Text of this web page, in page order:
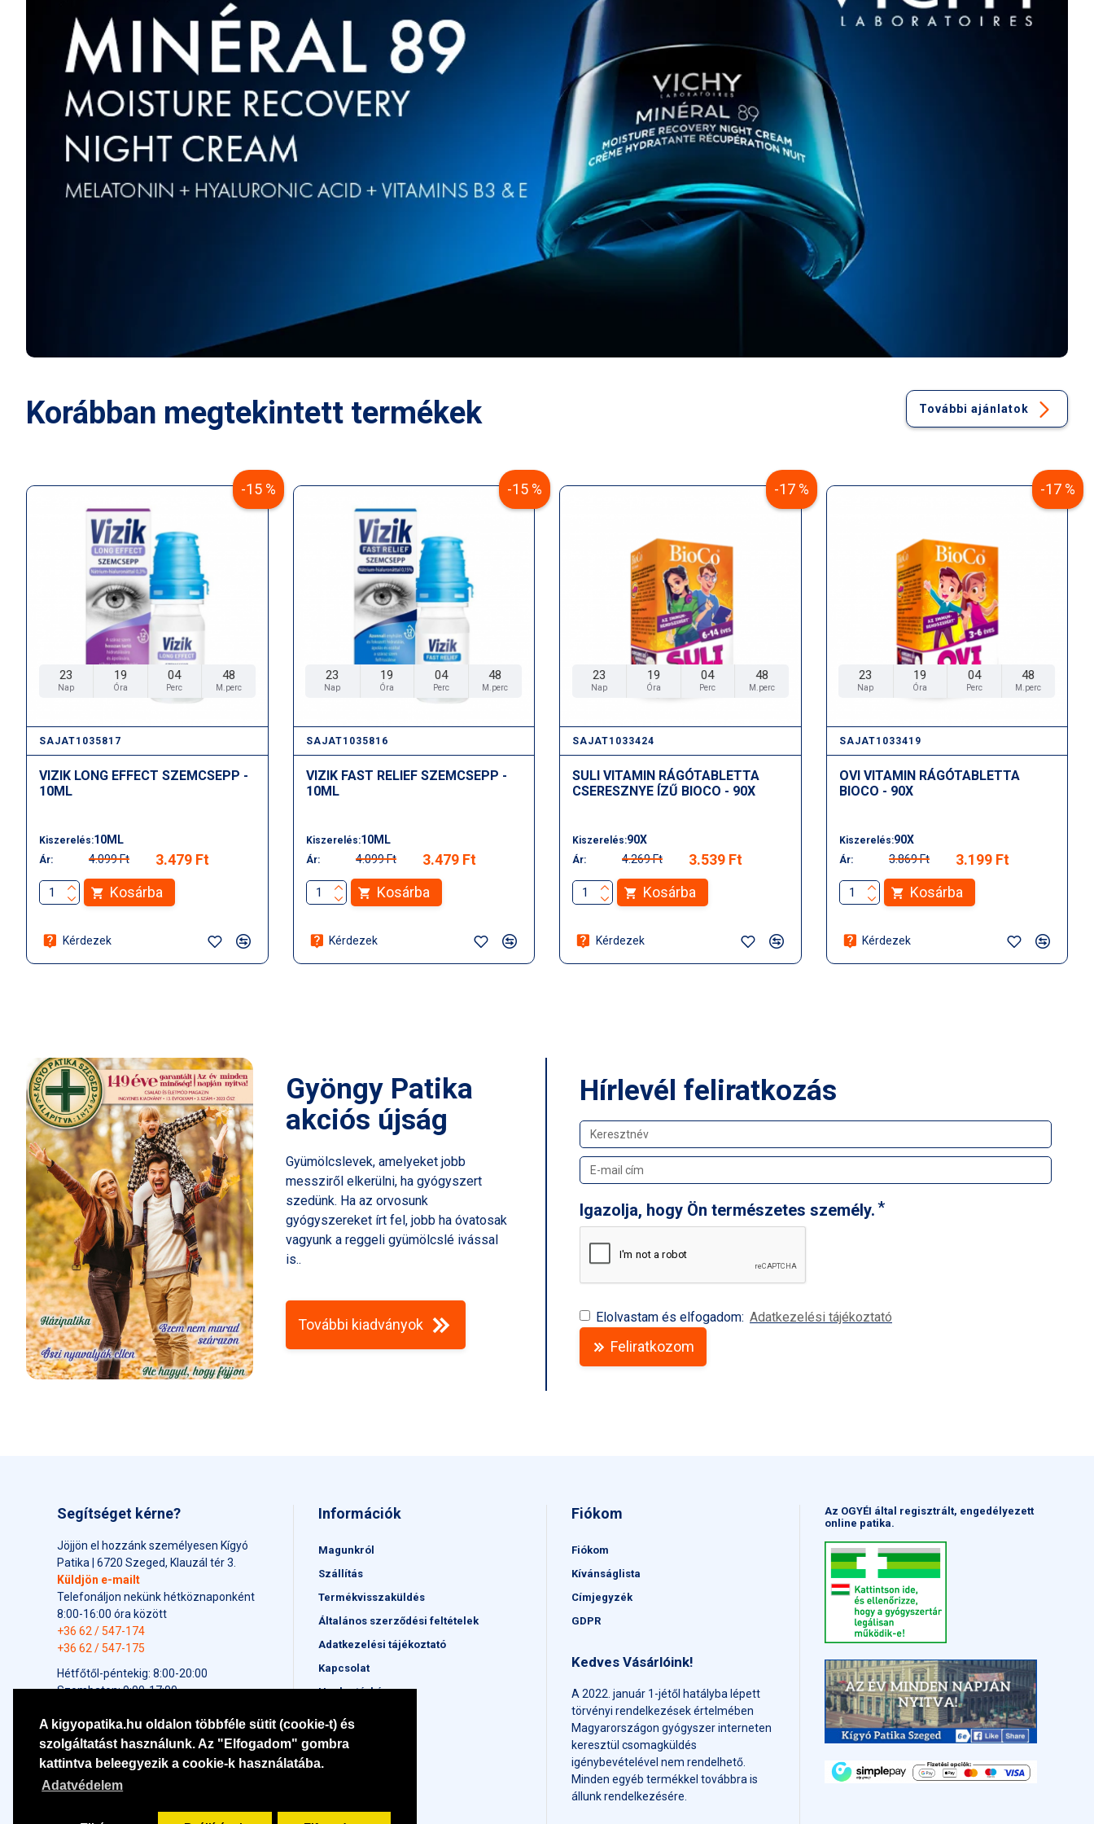
A kigyopatika.hu oldalon többféle sütit (cookie-t) és
szolgáltatást használunk. Az "Elfogadom" gombra
kattintva beleegyezik a cookie-k használatába.
Adatvédelem
Korábban megtekintett termékek További ajánlatok
-15 %
23
Nap
19
Óra
04
Perc
46
M.perc
SAJAT1035817
VIZIK LONG EFFECT SZEMCSEPP -
10ML
Kiszerelés:10ML
Ár: 4.099 Ft
3.479 Ft
Kosárba
Kérdezek
-15 %
23
Nap
19
Óra
04
Perc
46
M.perc
SAJAT1035816
VIZIK FAST RELIEF SZEMCSEPP -
10ML
Kiszerelés:10ML
Ár: 4.099 Ft
3.479 Ft
Kosárba
Kérdezek
-17 %
23
Nap
19
Óra
04
Perc
46
M.perc
SAJAT1033424
SULI VITAMIN RÁGÓTABLETTA
CSERESZNYE ÍZŰ BIOCO - 90X
Kiszerelés:90X
Ár: 4.269 Ft
3.539 Ft
Kosárba
Kérdezek
-17 %
23
Nap
19
Óra
04
Perc
46
M.perc
SAJAT1033419
OVI VITAMIN RÁGÓTABLETTA
BIOCO - 90X
Kiszerelés:90X
Ár: 3.869 Ft
3.199 Ft
Kosárba
Kérdezek
Gyöngy Patika
akciós újság
Gyümölcslevek, amelyeket jobb
messziről elkerülni, ha gyógyszert
szedünk. Ha az orvosunk
gyógyszereket írt fel, jobb ha óvatosak
vagyunk a reggeli gyümölcslé ivással
is..
További kiadványok
Hírlevél feliratkozás
Igazolja, hogy Ön természetes személy.
Elolvastam és elfogadom: Adatkezelési tájékoztató
Feliratkozom
Segítséget kérne?
Jöjjön el hozzánk személyesen Kígyó
Patika | 6720 Szeged, Klauzál tér 3.
Küldjön e-mailt
Telefonáljon nekünk hétköznaponként
8:00-16:00 óra között
+36 62 / 547-174
+36 62 / 547-175
Hétfőtől-péntekig: 8:00-20:00
Szombaton: 9:00-17:00
Ünnepnapokon: 9:00-17:00
Információk
Magunkról
Szállítás
Termékvisszaküldés
Általános szerződési feltételek
Adatkezelési tájékoztató
Kapcsolat
Honlaptérkép
Fiókom
Fiókom
Kívánságlista
Címjegyzék
GDPR
Kedves Vásárlóink!
A 2022. január 1-jétől hatályba lépett
törvényi rendelkezések értelmében
Magyarországon gyógyszer interneten
keresztül csomagküldés
igénybevételével nem rendelhető.
Minden egyéb termékkel továbbra is
állunk rendelkezésére.
Az OGYÉI által regisztrált, engedélyezett
online patika.